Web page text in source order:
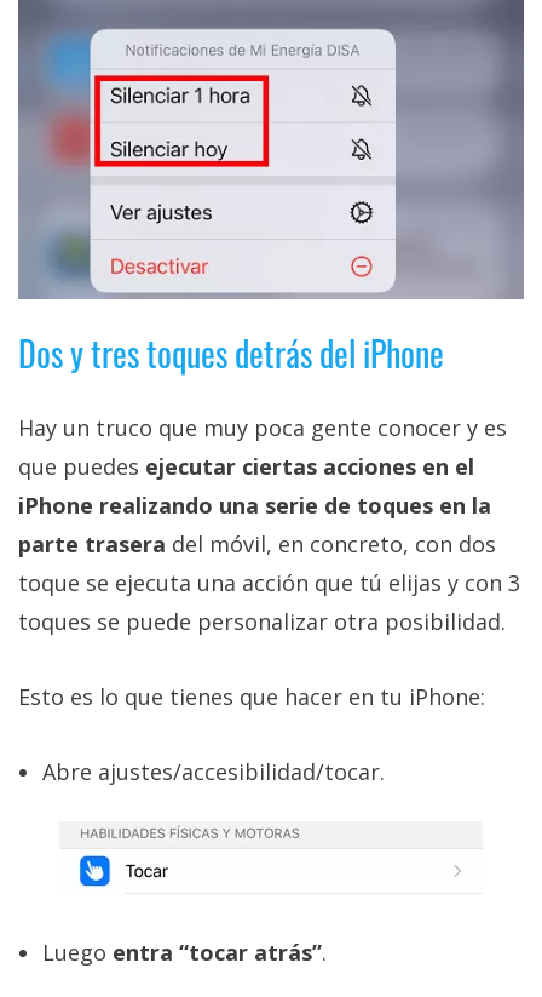
Dos y tres toques detrás del iPhone
Hay un truco que muy poca gente conocer y es
que puedes ejecutar ciertas acciones en el
iPhone realizando una serie de toques en la
parte trasera del móvil, en concreto, con dos
toque se ejecuta una acción que tú elijas y con 3
toques se puede personalizar otra posibilidad.
Esto es lo que tienes que hacer en tu iPhone:
Abre ajustes/accesibilidad/tocar.
Luego entra “tocar atrás”.